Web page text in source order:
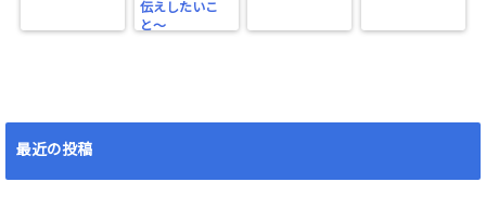
伝えしたいこ
と〜
最近の投稿